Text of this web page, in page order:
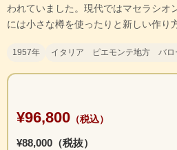
われていました。現代ではマセラシオ
には小さな樽を使ったりと新しい作り
1957年 イタリア ピエモンテ地方 バロ
¥96,800 （税込）
¥88,000（税抜）